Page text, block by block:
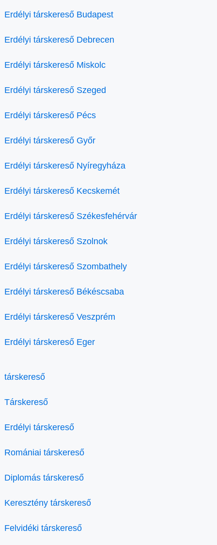
Erdélyi társkereső Budapest
Erdélyi társkereső Debrecen
Erdélyi társkereső Miskolc
Erdélyi társkereső Szeged
Erdélyi társkereső Pécs
Erdélyi társkereső Győr
Erdélyi társkereső Nyíregyháza
Erdélyi társkereső Kecskemét
Erdélyi társkereső Székesfehérvár
Erdélyi társkereső Szolnok
Erdélyi társkereső Szombathely
Erdélyi társkereső Békéscsaba
Erdélyi társkereső Veszprém
Erdélyi társkereső Eger
társkereső
Társkereső
Erdélyi társkereső
Romániai társkereső
Diplomás társkereső
Keresztény társkereső
Felvidéki társkereső